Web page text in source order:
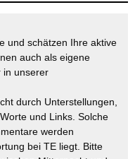
und schätzen Ihre aktive
auch als eigene
in unserer
durch Unterstellungen,
und Links. Solche
werden
bei TE liegt. Bitte